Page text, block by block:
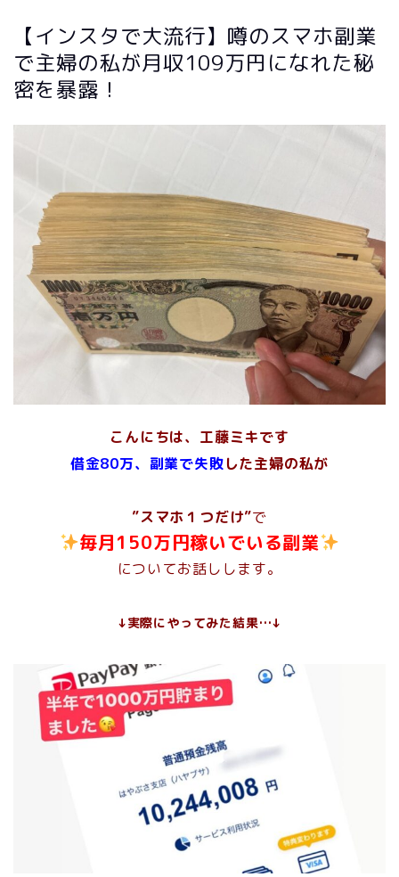
【インスタで大流行】噂のスマホ副業
で主婦の私が月収109万円になれた秘
密を暴露！
こんにちは、工藤ミキです
借金80万、副業で失敗した主婦の私が
”スマホ１つだけ”で
毎月150万円稼いでいる副業
についてお話しします。
↓実際にやってみた結果…↓